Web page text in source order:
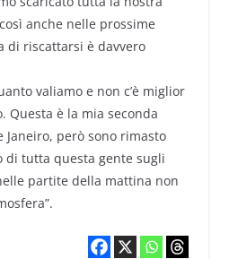
anche nelle prossime
di riscattarsi è davvero
valiamo e non c’è miglior
Questa è la mia seconda
Janeiro, però sono rimasto
di tutta questa gente sugli
partite della mattina non